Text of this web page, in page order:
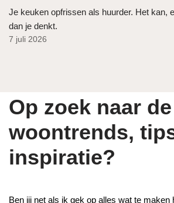
Je keuken opfrissen als huurder. Het kan,
dan je denkt.
7 juli 2026
Op zoek naar
woontrends,
inspiratie?
Ben jij net als ik gek op alles wat te maken